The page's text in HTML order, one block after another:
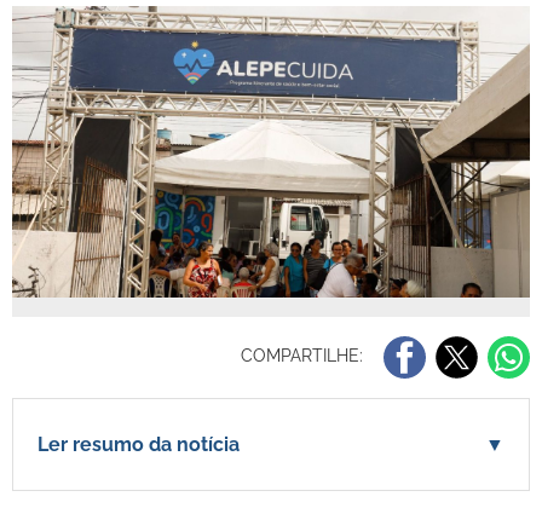
COMPARTILHE:
Ler resumo da notícia ▼